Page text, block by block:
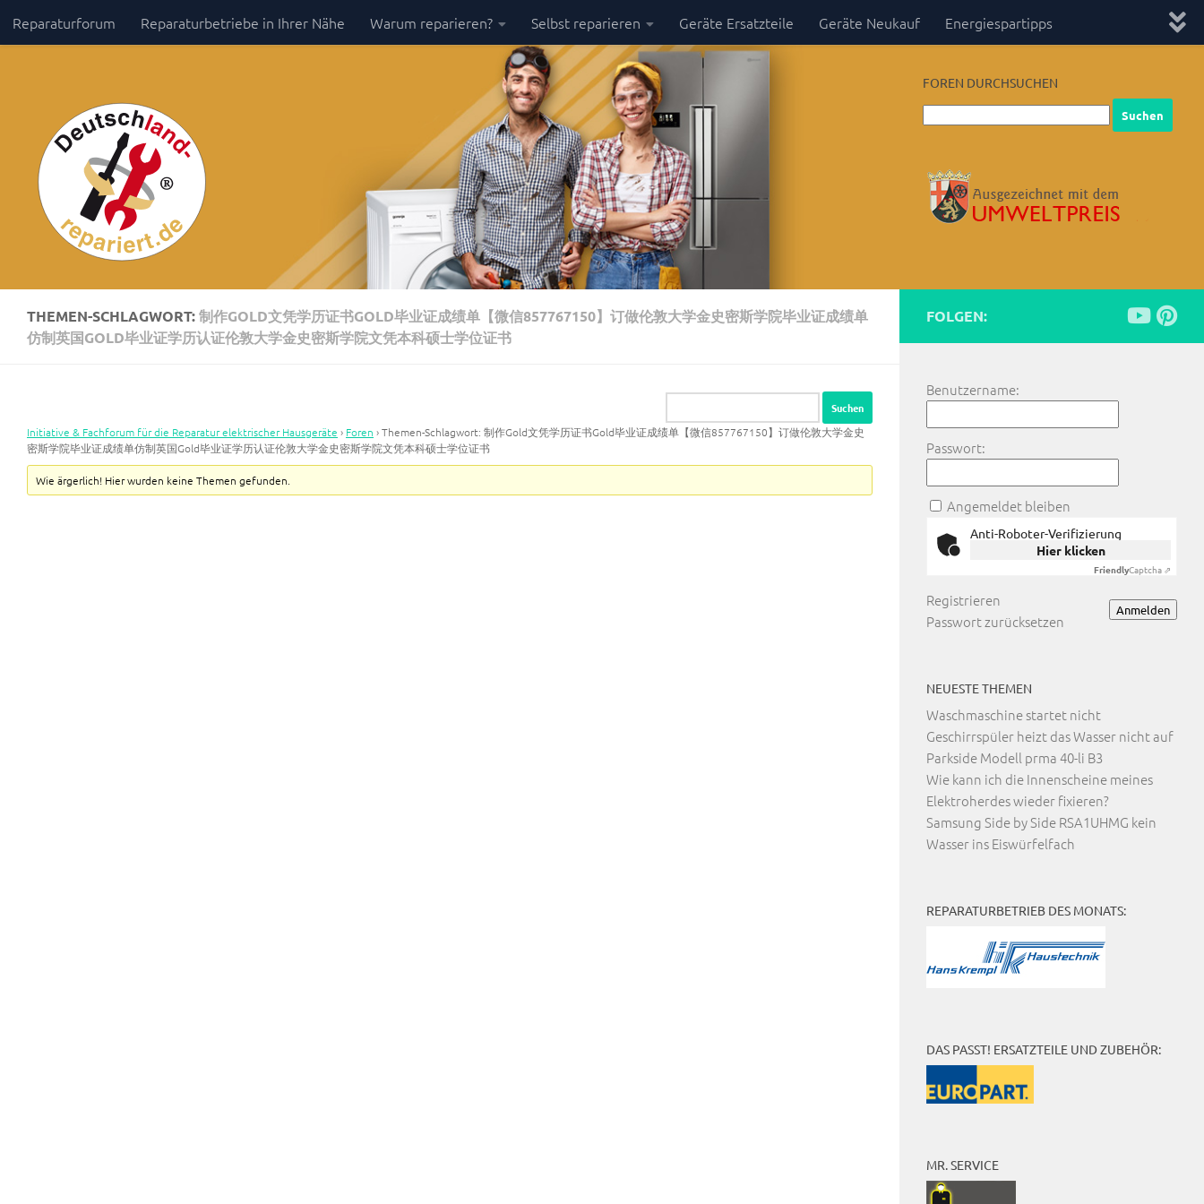
Zum Inhalt springen
Reparaturforum Reparaturbetriebe in Ihrer Nähe Warum reparieren? Selbst reparieren Geräte Ersatzteile Geräte Neukauf Energiespartipps
FOREN DURCHSUCHEN
THEMEN-SCHLAGWORT:制作GOLD文凭学历证书GOLD毕业证成绩单【微信857767150】订做伦敦大学金史密斯学院毕业证成绩单
仿制英国GOLD毕业证学历认证伦敦大学金史密斯学院文凭本科硕士学位证书
Initiative & Fachforum für die Reparatur elektrischer Hausgeräte › Foren ›Themen-Schlagwort: 制作Gold文凭学历证书Gold毕业证成绩单【微信857767150】订做伦敦大学金史
密斯学院毕业证成绩单仿制英国Gold毕业证学历认证伦敦大学金史密斯学院文凭本科硕士学位证书
Wie ärgerlich! Hier wurden keine Themen gefunden.
FOLGEN:
Benutzername:
Passwort:
Angemeldet bleiben
Anti-Roboter-Verifizierung
Hier klicken
FriendlyCaptcha ⇗
Anmelden
Registrieren
Passwort zurücksetzen
NEUESTE THEMEN
Waschmaschine startet nicht
Geschirrspüler heizt das Wasser nicht auf
Parkside Modell prma 40-li B3
Wie kann ich die Innenscheine meines
Elektroherdes wieder fixieren?
Samsung Side by Side RSA1UHMG kein
Wasser ins Eiswürfelfach
REPARATURBETRIEB DES MONATS:
DAS PASST! ERSATZTEILE UND ZUBEHÖR:
MR. SERVICE